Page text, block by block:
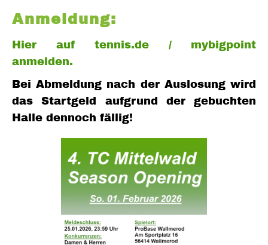
Anmeldung:
Hier auf tennis.de / mybigpoint
anmelden.
Bei Abmeldung nach der Auslosung wird
das Startgeld aufgrund der gebuchten
Halle dennoch fällig!